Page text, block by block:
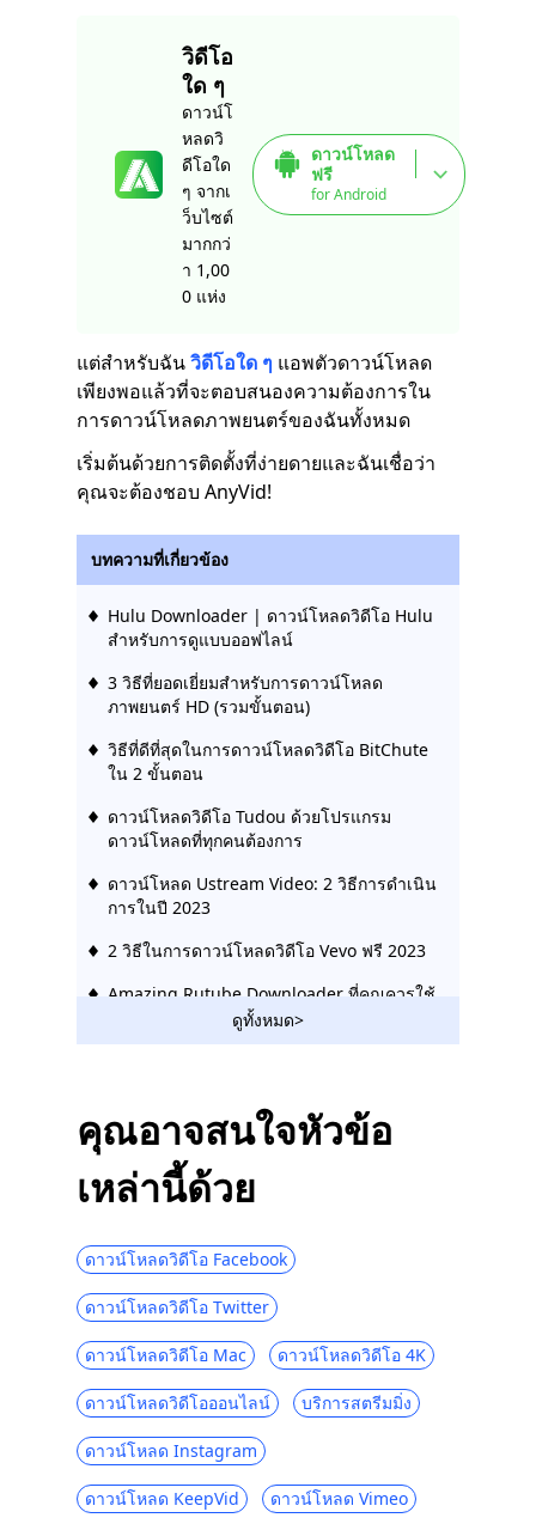
วิดีโอ
ใด ๆ
ดาวน์โ
หลดวิ
ดีโอใด
ๆ จากเ
ว็บไซต์
มากกว่
า 1,00
0 แห่ง
ดาวน์โหลด
ฟรี
for Android
แต่สำหรับฉันวิดีโอใด ๆ แอพตัวดาวน์โหลด
เพียงพอแล้วที่จะตอบสนองความต้องการใน
การดาวน์โหลดภาพยนตร์ของฉันทั้งหมด
เริ่มต้นด้วยการติดตั้งที่ง่ายดายและฉันเชื่อว่า
คุณจะต้องชอบ AnyVid!
บทความที่เกี่ยวข้อง
Hulu Downloader | ดาวน์โหลดวิดีโอ Hulu
สำหรับการดูแบบออฟไลน์
3 วิธีที่ยอดเยี่ยมสำหรับการดาวน์โหลด
ภาพยนตร์ HD (รวมขั้นตอน)
วิธีที่ดีที่สุดในการดาวน์โหลดวิดีโอ BitChute
ใน 2 ขั้นตอน
ดาวน์โหลดวิดีโอ Tudou ด้วยโปรแกรม
ดาวน์โหลดที่ทุกคนต้องการ
ดาวน์โหลด Ustream Video: 2 วิธีการดำเนิน
การในปี 2023
2 วิธีในการดาวน์โหลดวิดีโอ Vevo ฟรี 2023
Amazing Rutube Downloader ที่คุณควรใช้
โปรแกรมดาวน์โหลดวิดีโอ Hotstar |
ดาวน์โหลดวิดีโอ Hotstar ได้อย่างง่ายดาย
Social Media Downloader: บันทึกวิดีโอจาก
123Movies Downloader | ดาวน์โหลดจาก
ไซต์ดาวน์โหลดวิดีโอที่ดีที่สุดและฟรี [All-
Inclusive 2023]
วิธีดาวน์โหลดจาก GoMovies: Effective
Method 2023
ดาวน์โหลด iFunny เป็น MP4: 4 Handy
Tools เพื่อช่วยคุณ
ดูทั้งหมด>
คุณอาจสนใจหัวข้อ
เหล่านี้ด้วย
ดาวน์โหลดวิดีโอ Facebook
ดาวน์โหลดวิดีโอ Twitter
ดาวน์โหลดวิดีโอ Mac ดาวน์โหลดวิดีโอ 4K
ดาวน์โหลดวิดีโอออนไลน์ บริการสตรีมมิ่ง
ดาวน์โหลด Instagram
ดาวน์โหลด KeepVid ดาวน์โหลด Vimeo